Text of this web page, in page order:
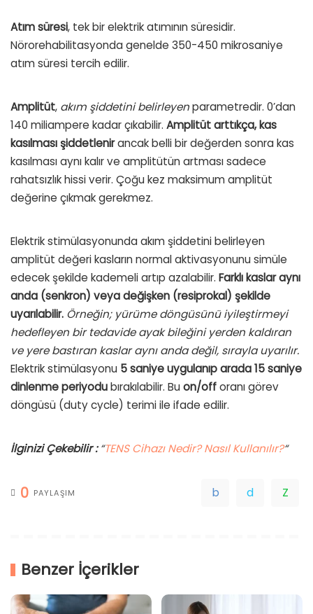
Atım süresi, tek bir elektrik atımının süresidir.
Nörorehabilitasyonda genelde 350-450 mikrosaniye
atım süresi tercih edilir.
Amplitüt, akım şiddetini belirleyenparametredir. 0’dan
140 miliampere kadar çıkabilir. Amplitüt arttıkça, kas
kasılması şiddetlenirancak belli bir değerden sonra kas
kasılması aynı kalır ve amplitütün artması sadece
rahatsızlık hissi verir. Çoğu kez maksimum amplitüt
değerine çıkmak gerekmez.
Elektrik stimülasyonunda akım şiddetini belirleyen
amplitüt değeri kasların normal aktivasyonunu simüle
edecek şekilde kademeli artıp azalabilir. Farklı kaslar aynı
anda (senkron) veya değişken (resiprokal) şekilde
uyarılabilir. Örneğin; yürüme döngüsünü iyileştirmeyi
hedefleyen bir tedavide ayak bileğini yerden kaldıran
ve yere bastıran kaslar aynı anda değil, sırayla uyarılır.
Elektrik stimülasyonu 5 saniye uygulanıp arada 15 saniye
dinlenme periyodubırakılabilir. Bu on/offoranı görev
döngüsü (duty cycle) terimi ile ifade edilir.
İlginizi Çekebilir :“TENS Cihazı Nedir? Nasıl Kullanılır?“
0 PAYLAŞIM
Benzer İçerikler